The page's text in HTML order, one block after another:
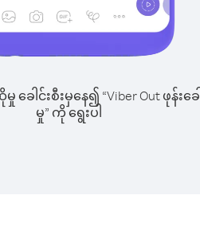
ခေါင်းစီးမှနေ၍ “Viber Out ဖုန်းခေါ်
မှု” ကို ရွေးပါ